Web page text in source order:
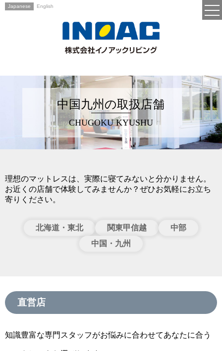
Japanese English
中国九州の取扱店舗
CHUGOKU KYUSHU
理想のマットレスは、実際に寝てみないと分かりません。
お近くの店舗で体験してみませんか？ぜひお気軽にお立ち
寄りください。
北海道・東北 関東甲信越
中部
中国・九州
直営店
知識豊富な専門スタッフがお悩みに合わせてあなたに合う